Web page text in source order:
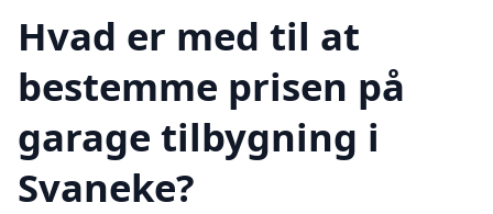
Hvad er med til at
bestemme prisen på
garage tilbygning i
Svaneke?